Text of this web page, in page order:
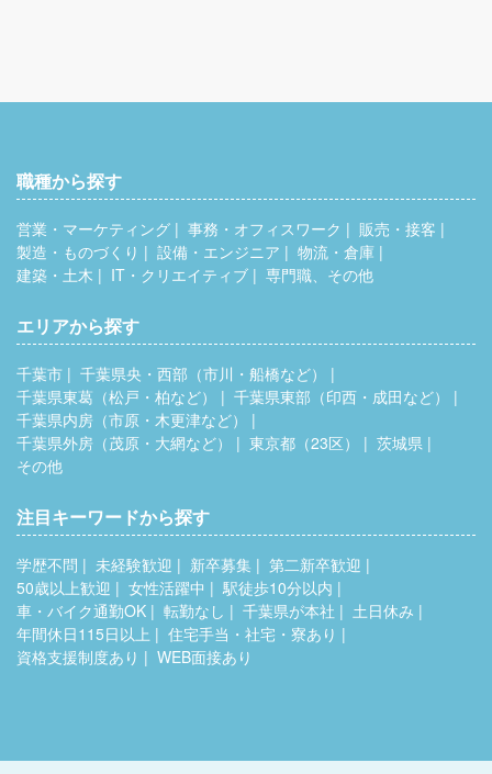
職種から探す
営業・マーケティング 事務・オフィスワーク
販売・接客
製造・ものづくり
設備・エンジニア
物流・倉庫
建築・土木
IT・クリエイティブ 専門職、その他
エリアから探す
千葉市
千葉県央・西部（市川・船橋など）
千葉県東葛（松戸・柏など）
千葉県東部（印西・成田など）
千葉県内房（市原・木更津など）
千葉県外房（茂原・大網など）
東京都（23区）
茨城県
その他
注目キーワードから探す
学歴不問 未経験歓迎 新卒募集
第二新卒歓迎
50歳以上歓迎
女性活躍中
駅徒歩10分以内
車・バイク通勤OK
転勤なし 千葉県が本社
土日休み
年間休日115日以上
住宅手当・社宅・寮あり
資格支援制度あり
WEB面接あり